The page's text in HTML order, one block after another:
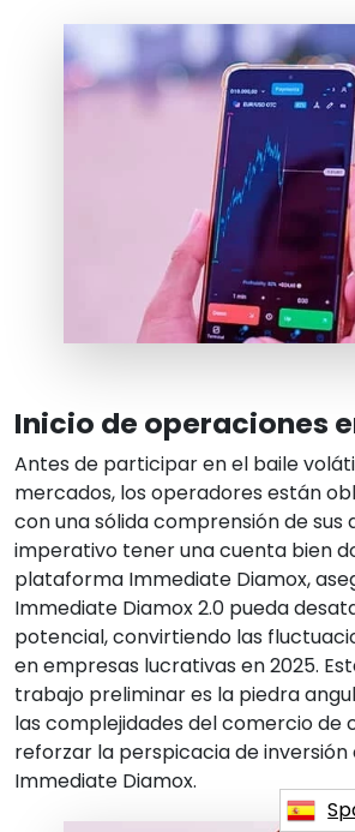
Inicio de operaciones
Antes de participar en el baile
mercados, los operadores están
con una sólida comprensión de sus
imperativo tener una cuenta bien
plataforma Immediate Diamox,
Immediate Diamox 2.0 pueda
potencial, convirtiendo las
en empresas lucrativas en 2025.
trabajo preliminar es la piedra
las complejidades del comercio de
reforzar la perspicacia de
Immediate Diamox.